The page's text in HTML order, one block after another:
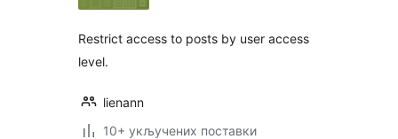
Restrict access to posts by user access
level.
lienann
10+ укључених поставки